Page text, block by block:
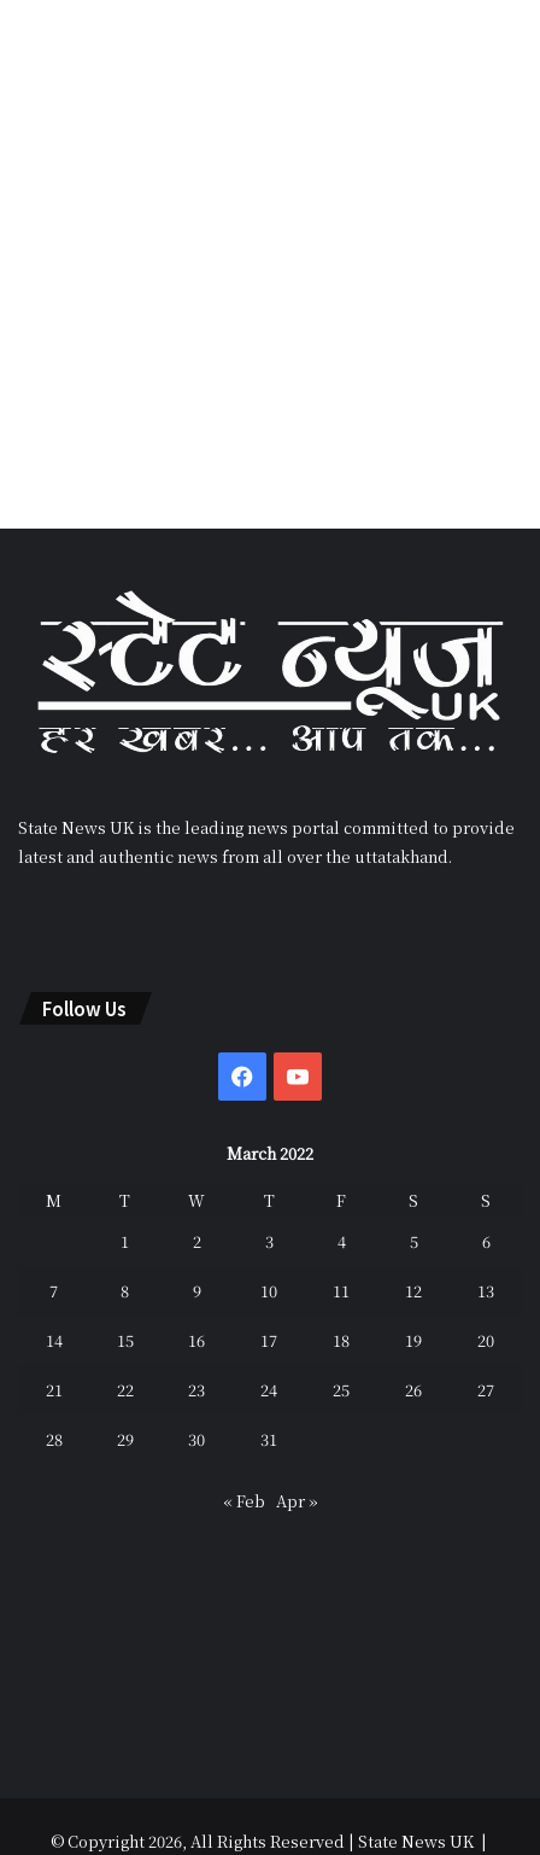
State News UK is the leading news portal committed to provide
latest and authentic news from all over the uttatakhand.
Follow Us
Facebook
March 2022
M T W T F S
S
1
2 3 4 5 6
7 8 9 10 11 12 13
14 15 16 17 18 19 20
21 22 23 24 25 26 27
28 29 30 31
« Feb Apr »
© Copyright 2026, All Rights Reserved | State News UK |